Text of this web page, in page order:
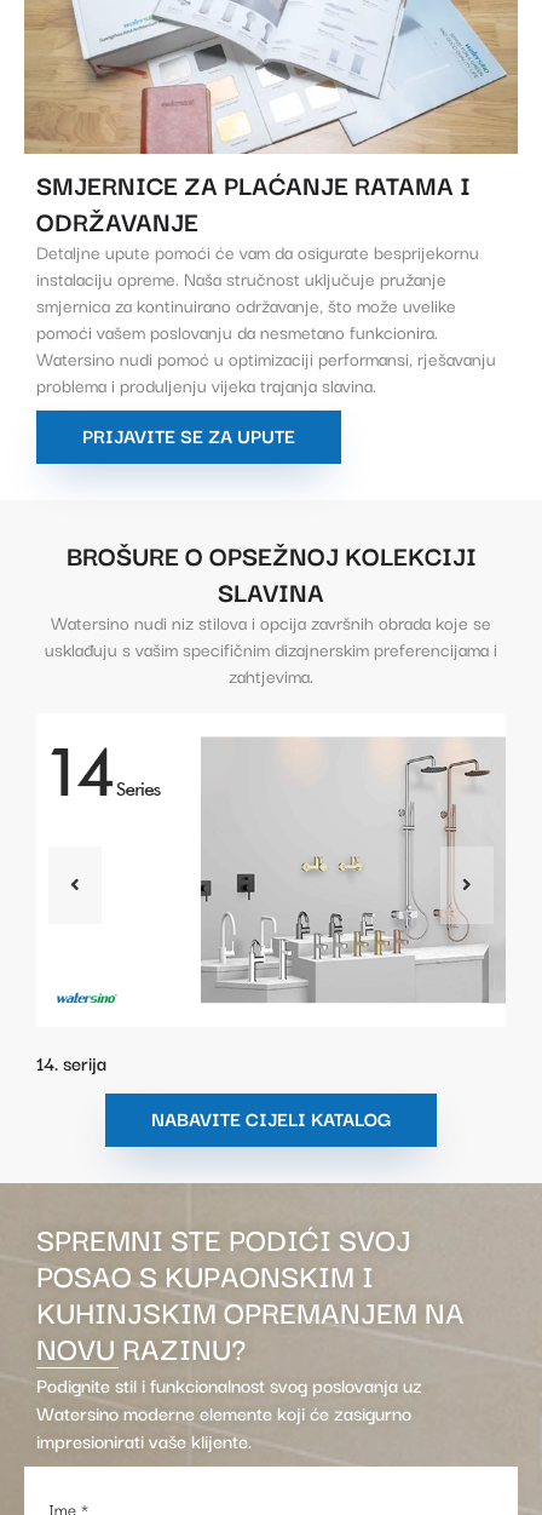
SMJERNICE ZA PLAĆANJE RATAMA I
ODRŽAVANJE
Detaljne upute pomoći će vam da osigurate besprijekornu
instalaciju opreme. Naša stručnost uključuje pružanje
smjernica za kontinuirano održavanje, što može uvelike
pomoći vašem poslovanju da nesmetano funkcionira.
Watersino nudi pomoć u optimizaciji performansi, rješavanju
problema i produljenju vijeka trajanja slavina.
PRIJAVITE SE ZA UPUTE
BROŠURE O OPSEŽNOJ KOLEKCIJI
SLAVINA
Watersino nudi niz stilova i opcija završnih obrada koje se
usklađuju s vašim specifičnim dizajnerskim preferencijama i
zahtjevima.
14. serija
NABAVITE CIJELI KATALOG
SPREMNI STE PODIĆI SVOJ
POSAO S KUPAONSKIM I
KUHINJSKIM OPREMANJEM NA
NOVU RAZINU?
Podignite stil i funkcionalnost svog poslovanja uz
Watersino moderne elemente koji će zasigurno
impresionirati vaše klijente.
Ime*